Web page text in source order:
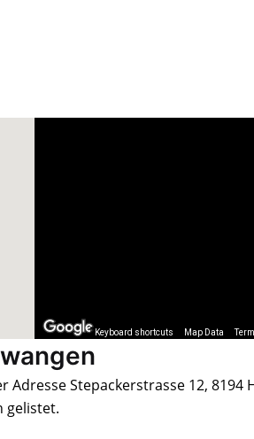
Keyboard shortcuts Map Data
Adresse Stepackerstrasse 12, 8194
gelistet.